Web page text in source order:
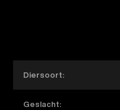
Diersoort:
Geslacht: